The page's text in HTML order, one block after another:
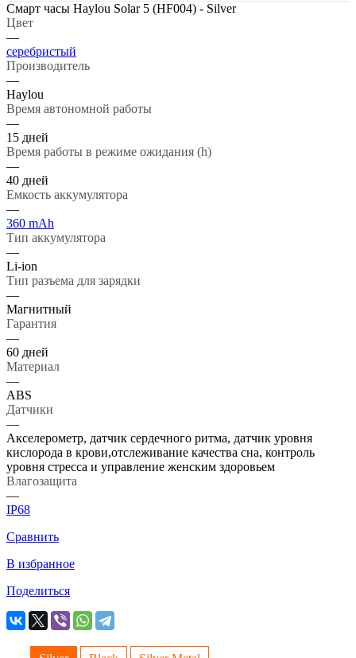
Смарт часы Haylou Solar 5 (HF004) - Silver
Цвет
—
серебристый
Производитель
—
Haylou
Время автономной работы
—
15 дней
Время работы в режиме ожидания (h)
—
40 дней
Емкость аккумулятора
—
360 mAh
Тип аккумулятора
—
Li-ion
Тип разъема для зарядки
—
Магнитный
Гарантия
—
60 дней
Материал
—
ABS
Датчики
—
Акселерометр, датчик сердечного ритма, датчик уровня
кислорода в крови,отслеживание качества сна, контроль
уровня стресса и управление женским здоровьем
Влагозащита
—
IP68
Сравнить
В избранное
Поделиться